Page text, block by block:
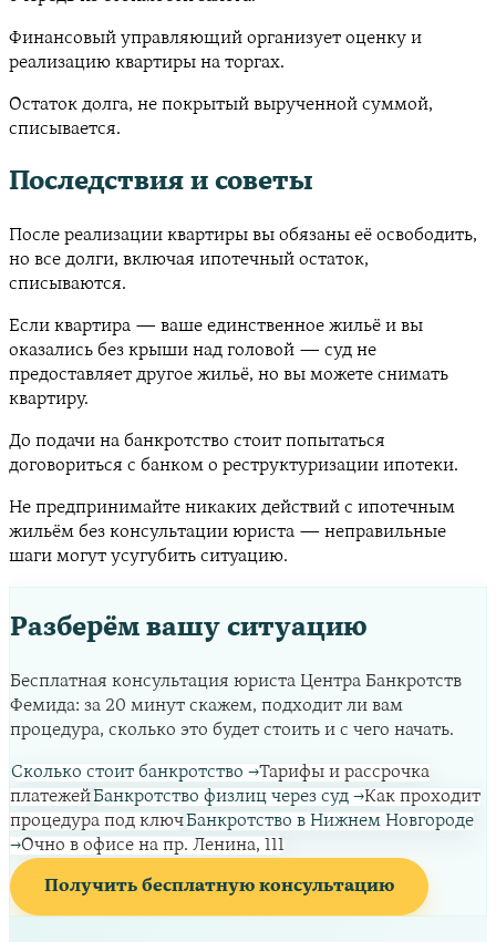
Финансовый управляющий организует оценку и
реализацию квартиры на торгах.
Остаток долга, не покрытый вырученной суммой,
списывается.
Последствия и советы
После реализации квартиры вы обязаны её освободить,
но все долги, включая ипотечный остаток,
списываются.
Если квартира — ваше единственное жильё и вы
оказались без крыши над головой — суд не
предоставляет другое жильё, но вы можете снимать
квартиру.
До подачи на банкротство стоит попытаться
договориться с банком о реструктуризации ипотеки.
Не предпринимайте никаких действий с ипотечным
жильём без консультации юриста — неправильные
шаги могут усугубить ситуацию.
Разберём вашу ситуацию
Бесплатная консультация юриста Центра Банкротств
Фемида: за 20 минут скажем, подходит ли вам
процедура, сколько это будет стоить и с чего начать.
Сколько стоит банкротство →Тарифы и рассрочка
платежейБанкротство физлиц через суд →Как проходит
процедура под ключБанкротство в Нижнем Новгороде
→Очно в офисе на пр. Ленина, 111
Получить бесплатную консультацию